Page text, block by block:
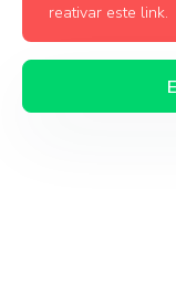
reativar este link.